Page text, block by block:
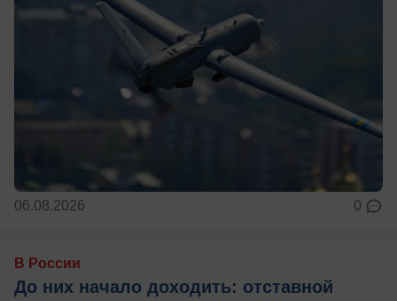
06.08.2026 0
В России
До них начало доходить: отставной